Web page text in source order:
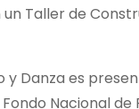
Taller de
y Danza es
Nacional